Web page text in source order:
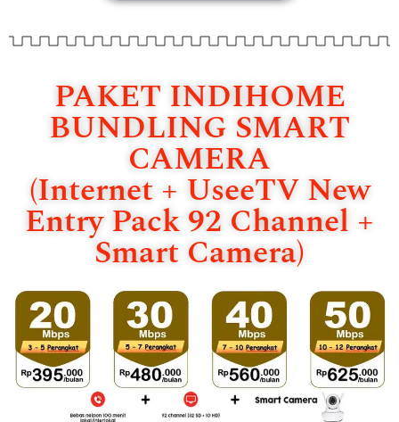
PAKET INDIHOME
BUNDLING SMART
CAMERA
(Internet + UseeTV New
Entry Pack 92 Channel +
Smart Camera)